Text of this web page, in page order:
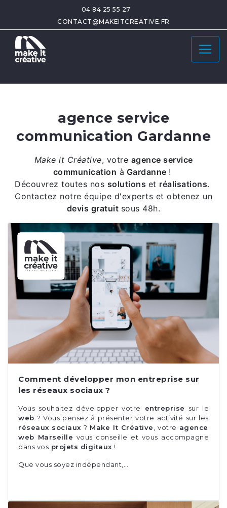
04 84 25 55 27
CONTACT@MAKEITCREATIVE.FR
agence service
communication Gardanne
Make it Créative, votre agence service
communication à Gardanne !
Découvrez toutes nos solutions et réalisations.
Contactez notre équipe d'experts et obtenez un
devis gratuit sous 48h.
Comment développer mon entreprise sur
les réseaux sociaux ?
Vous souhaitez développer votre entreprise
sur le
web ? Vous pensez à présenter votre activité sur les
réseaux sociaux ? Make It Créative , votre agence
web Marseille vous conseille et vous accompagne
dans vos projets digitaux !
Que vous soyez indépendant,…